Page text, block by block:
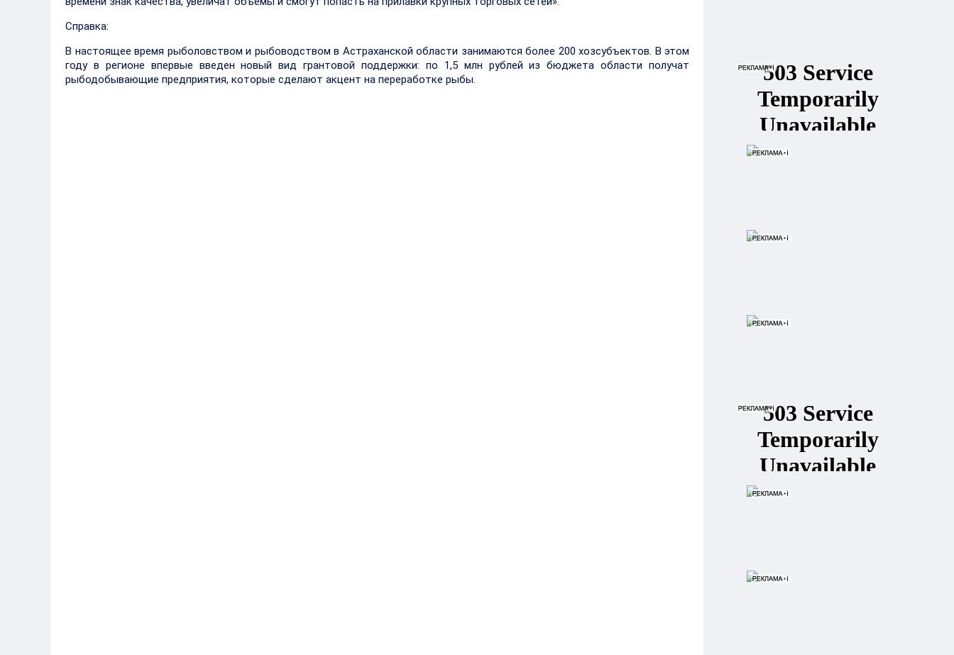
Справка:
В настоящее время рыболовством и рыбоводством в Астраханской области занимаются более 200 хозсубъектов. В этом
году в регионе впервые введен новый вид грантовой поддержки: по 1,5 млн рублей из бюджета области получат
рыбодобывающие предприятия, которые сделают акцент на переработке рыбы.